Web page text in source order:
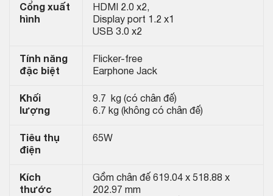
Cổng xuất
hình
HDMI 2.0 x2,
Display port 1.2 x1
USB 3.0 x2
Tính năng
đặc biệt
Flicker-free
Earphone Jack
Khối
lượng
9.7 kg (có chân đế)
6.7 kg (không có chân đế)
Tiêu thụ
điện
65W
Kích
thước
Gồm chân đế 619.04 x 518.88 x
202.97 mm